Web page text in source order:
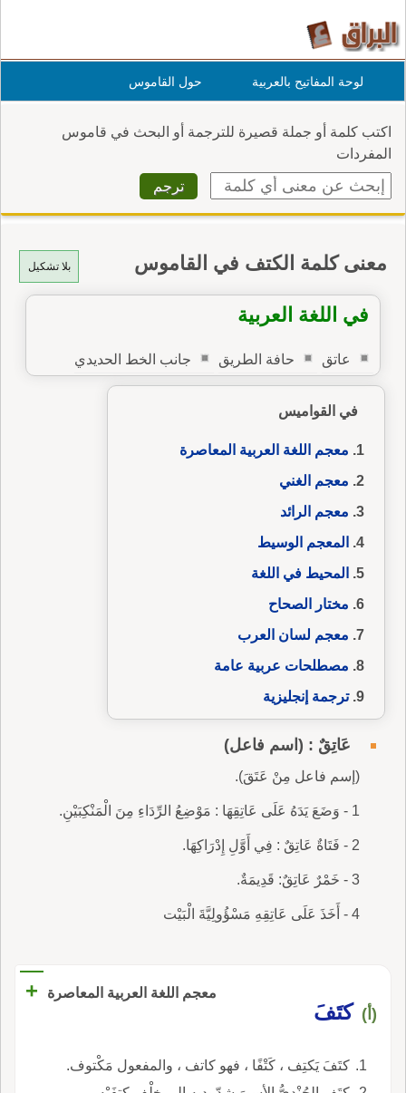
لوحة المفاتيح بالعربية حول القاموس
اكتب كلمة أو جملة قصيرة للترجمة أو البحث في قاموس
المفردات
بلا تشكيل معنى كلمة الكتف في القاموس
في اللغة العربية
عاتق حافة الطريق جانب الخط الحديدي
في القواميس
معجم اللغة العربية المعاصرة
معجم الغني
معجم الرائد
المعجم الوسيط
المحيط في اللغة
مختار الصحاح
معجم لسان العرب
مصطلحات عربية عامة
ترجمة إنجليزية
عَاتِقٌ : (اسم فاعل)
(إسم فاعل مِنْ عَتَقَ).
1 - وَضَعَ يَدَهُ عَلَى عَاتِقِهَا : مَوْضِعُ الرِّدَاءِ مِنَ الْمَنْكِبَيْنِ.
2 - فَتَاةٌ عَاتِقٌ : فِي أَوَّلِ إِدْرَاكِهَا.
3 - خَمْرٌ عَاتِقٌ: قَدِيمَةٌ.
4 - أَخَذَ عَلَى عَاتِقِهِ مَسْؤُولِيَّةَ الْبَيْت
معجم اللغة العربية المعاصرة +
(أ) كتَفَ
كتَفَ يَكتِف ، كَتْفًا ، فهو كاتف ، والمفعول مَكْتوف.